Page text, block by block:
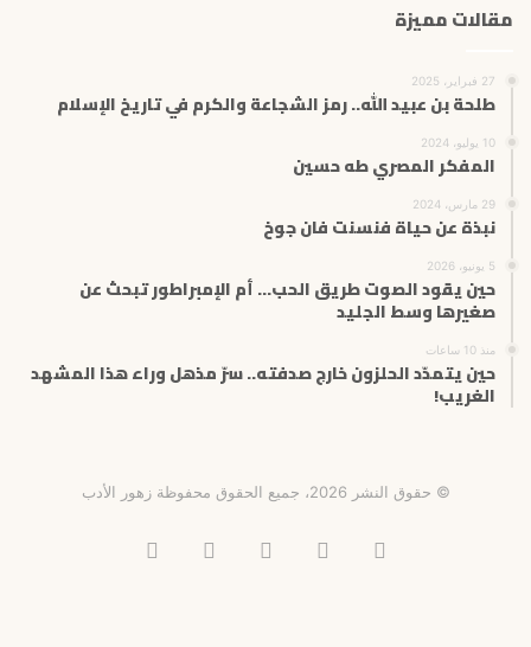
مقالات مميزة
27 فبراير، 2025
طلحة بن عبيد الله.. رمز الشجاعة والكرم في تاريخ الإسلام
10 يوليو، 2024
المفكر المصري طه حسين
29 مارس، 2024
نبذة عن حياة فنسنت فان جوخ
5 يونيو، 2026
حين يقود الصوت طريق الحب… أم الإمبراطور تبحث عن
صغيرها وسط الجليد
منذ 10 ساعات
حين يتمدّد الحلزون خارج صدفته.. سرّ مذهل وراء هذا المشهد
الغريب!
© حقوق النشر 2026، جميع الحقوق محفوظة زهور الأدب
فيسبوك انستقرامتيلقرام